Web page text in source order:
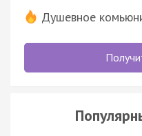
Душевное